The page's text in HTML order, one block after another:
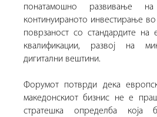
понатамошно развивање
континуираното инвестирање во
поврзаност со стандардите на
квалификации, развој на
дигитални вештини.
Форумот потврди дека
македонскиот бизнис не е
стратешка определба која